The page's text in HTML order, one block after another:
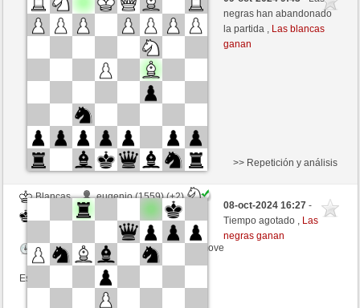
Negras
robpreve (1091) (-1)
Tiempo: 5 minutes/side + 8 seconds/move
Esta partida es por puntos
negras han abandonado
la partida , Las blancas
ganan
Blancas
eugenio (1559) (+2)
robpreve (1096) (-5)
Tiempo: 12 minutes/side + 0 seconds/move
Esta partida es por puntos
>> Repetición y análisis
08-oct-2024 16:27-
Tiempo agotado , Las
negras ganan